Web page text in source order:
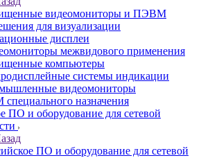
видеомониторы и ПЭВМ
для визуализации
дисплеи
межвидового применения
компьютеры
системы индикации
видеомониторы
назначения
ПО и оборудование для сетевой
ПО и оборудование для сетевой